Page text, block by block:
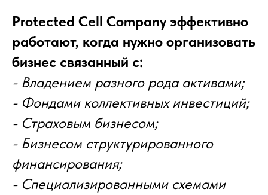
Protected Cell Company эффективно
работают, когда нужно организовать
бизнес связанный с:
- Владением разного рода активами;
- Фондами коллективных инвестиций;
- Страховым бизнесом;
- Бизнесом структурированного
финансирования;
- Специализированными схемами